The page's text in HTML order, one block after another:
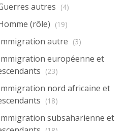
autres (4)
(rôle) (19)
autre (3)
européenne et
(23)
nord africaine et
(18)
subsaharienne et